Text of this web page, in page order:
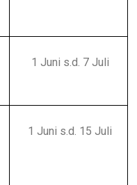
1 Juni s.d. 7 Juli
1 Juni s.d. 15 Juli